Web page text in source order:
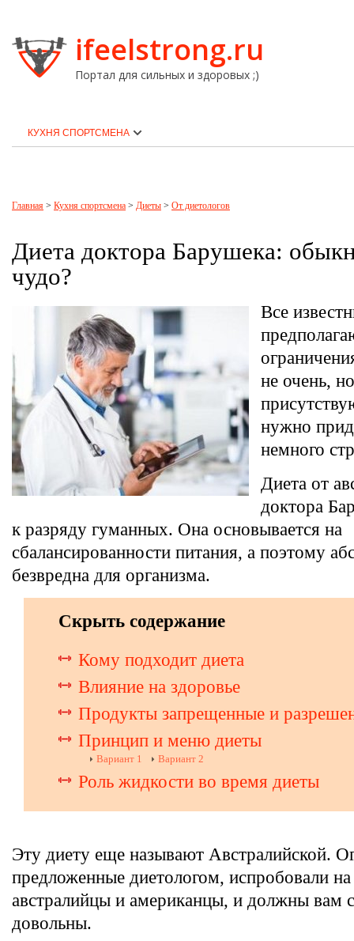
ifeelstrong.ru
Портал для сильных и здоровых ;)
КУХНЯ СПОРТСМЕНА
Главная > Кухня спортсмена > Диеты > От диетологов
​Диета доктора Барушека:
чудо?
Все
не очень,
нужно
немного
Диета от
доктора
к разряду гуманных. Она основывается на
сбалансированности питания, а поэтому
безвредна для организма.
Скрыть содержание
Кому подходит диета
Влияние на здоровье
Продукты запрещенные и
Принцип и меню диеты
Вариант 1 Вариант 2
Роль жидкости во время диеты
Эту диету еще называют Австралийской.
предложенные диетологом, испробовали на
австралийцы и американцы, и должны вам
довольны.